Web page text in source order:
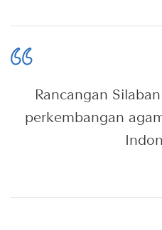
Rancangan
perkembangan